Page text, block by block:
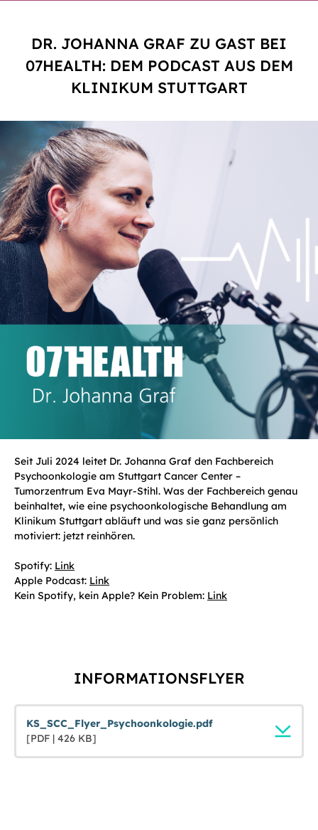
DR. JOHANNA GRAF ZU GAST BEI
07HEALTH: DEM PODCAST AUS DEM
KLINIKUM STUTTGART
Seit Juli 2024 leitet Dr. Johanna Graf den Fachbereich
Psychoonkologie am Stuttgart Cancer Center –
Tumorzentrum Eva Mayr-Stihl. Was der Fachbereich genau
beinhaltet, wie eine psychoonkologische Behandlung am
Klinikum Stuttgart abläuft und was sie ganz persönlich
motiviert: jetzt reinhören.
Spotify: Link
Apple Podcast: Link
Kein Spotify, kein Apple? Kein Problem: Link
INFORMATIONSFLYER
KS_SCC_Flyer_Psychoonkologie.pdf
[PDF | 426 KB]